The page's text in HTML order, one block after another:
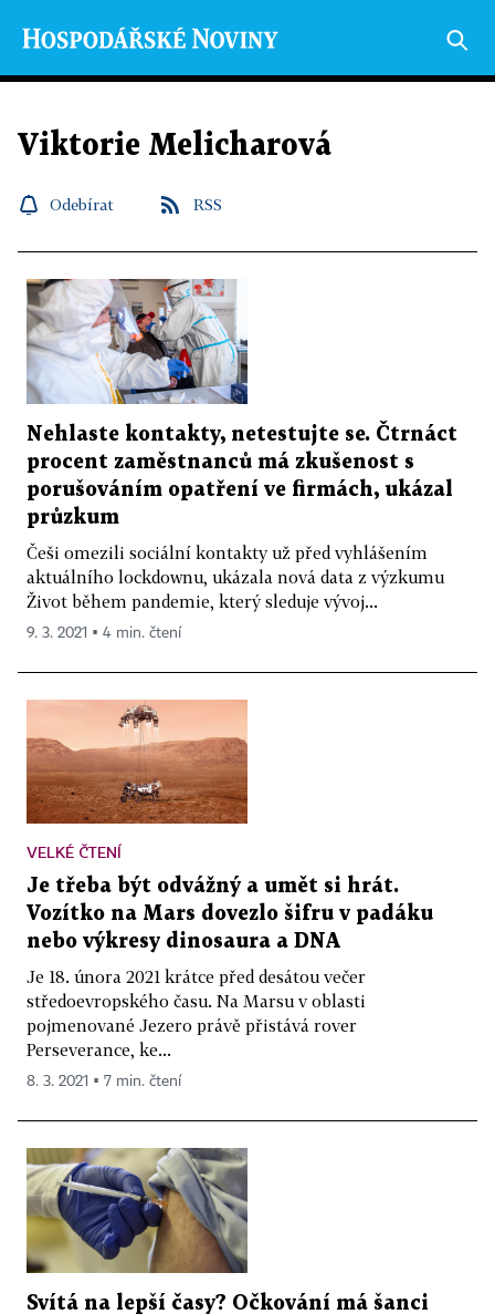
Viktorie Melicharová
Odebírat RSS
Nehlaste kontakty, netestujte se. Čtrnáct
procent zaměstnanců má zkušenost s
porušováním opatření ve firmách, ukázal
průzkum
Češi omezili sociální kontakty už před vyhlášením
aktuálního lockdownu, ukázala nová data z výzkumu
Život během pandemie, který sleduje vývoj...
9. 3. 2021 ▪ 4 min. čtení
VELKÉ ČTENÍ
Je třeba být odvážný a umět si hrát.
Vozítko na Mars dovezlo šifru v padáku
nebo výkresy dinosaura a DNA
Je 18. února 2021 krátce před desátou večer
středoevropského času. Na Marsu v oblasti
pojmenované Jezero právě přistává rover
Perseverance, ke...
8. 3. 2021 ▪ 7 min. čtení
Svítá na lepší časy? Očkování má šanci